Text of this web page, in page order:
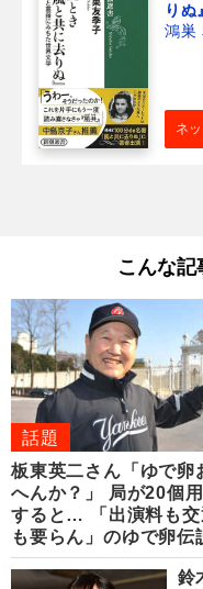
りぬ
鴻巣
ネ
こんな
話題
板東英二さん「ゆで卵
へんか？」 局が20個
すると… 「出演料も交
も要らん」のゆで卵伝
鈴